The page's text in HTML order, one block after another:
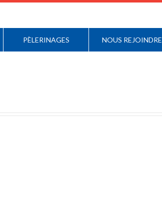
PÈLERINAGES NOUS REJOINDRE